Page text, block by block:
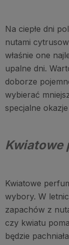
Na ciepłe dni
nutami
właśnie one
upalne dni.
doborze
wybierać
specjalne
Kwiatowe
Kwiatowe
wybory. W
zapachów z
czy kwiatu
będzie